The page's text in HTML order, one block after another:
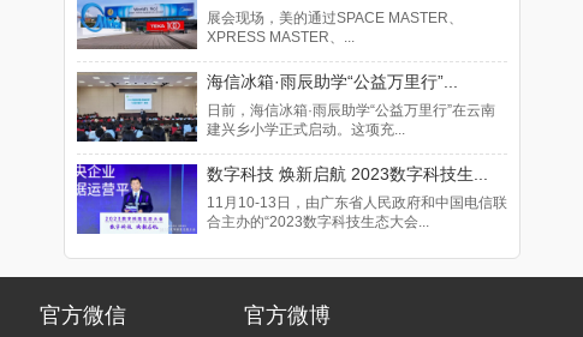
展会现场，美的通过SPACE MASTER、
XPRESS MASTER、...
海信冰箱·雨辰助学“公益万里行”...
日前，海信冰箱·雨辰助学“公益万里行”在云南
建兴乡小学正式启动。这项充...
数字科技 焕新启航 2023数字科技生...
11月10-13日，由广东省人民政府和中国电信联
合主办的“2023数字科技生态大会...
官方微信 官方微博